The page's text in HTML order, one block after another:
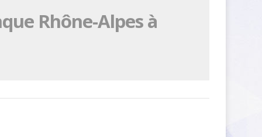
Rhône-Alpes à